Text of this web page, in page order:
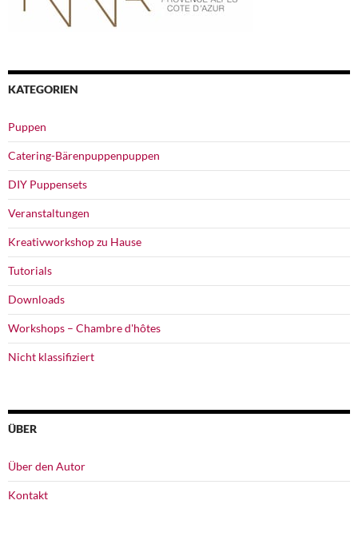
KATEGORIEN
Puppen
Catering-Bärenpuppenpuppen
DIY Puppensets
Veranstaltungen
Kreativworkshop zu Hause
Tutorials
Downloads
Workshops – Chambre d'hôtes
Nicht klassifiziert
ÜBER
Über den Autor
Kontakt